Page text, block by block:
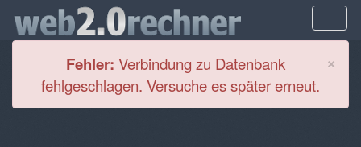
×
Fehler: Verbindung zu Datenbank
fehlgeschlagen. Versuche es später erneut.